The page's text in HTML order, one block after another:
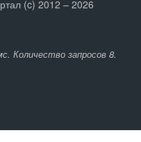
(c) 2012 – 2026
Количество запросов 8.